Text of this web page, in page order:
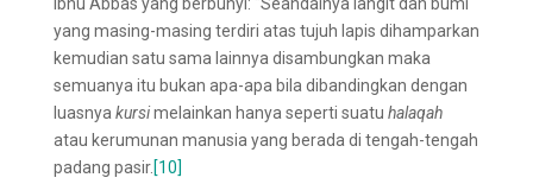
yang masing-masing terdiri atas tujuh lapis dihamparkan
kemudian satu sama lainnya disambungkan maka
semuanya itu bukan apa-apa bila dibandingkan dengan
luasnya kursimelainkan hanya seperti suatu halaqah
atau kerumunan manusia yang berada di tengah-tengah
padang pasir. [10]